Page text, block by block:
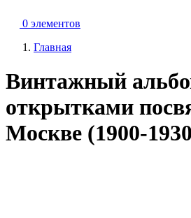
0 элементов
Главная
Винтажный
открытками
Москве (1900-